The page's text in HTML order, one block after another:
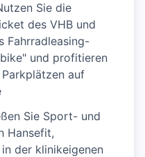
Sie die
des VHB und
Fahrradleasing-
und profitieren
auf
Sie Sport- und
Hansefit,
der klinikeigenen